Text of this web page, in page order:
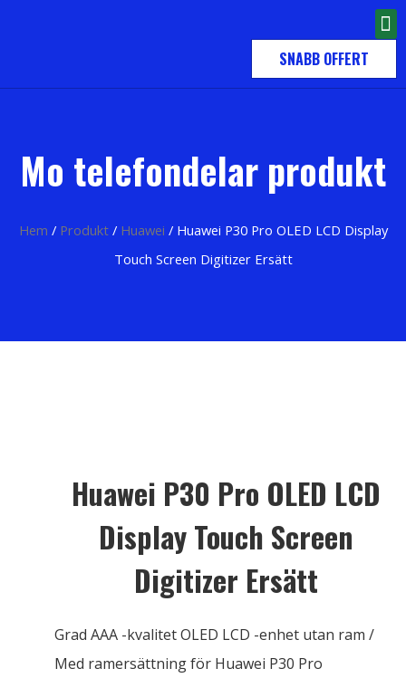
SNABB OFFERT
Mo telefondelar produkt
Hem / Produkt/ Huawei / Huawei P30 Pro OLED LCD Display
Touch Screen Digitizer Ersätt
Huawei P30 Pro OLED LCD
Display Touch Screen
Digitizer Ersätt
Grad AAA -kvalitet OLED LCD -enhet utan ram /
Med ramersättning för Huawei P30 Pro